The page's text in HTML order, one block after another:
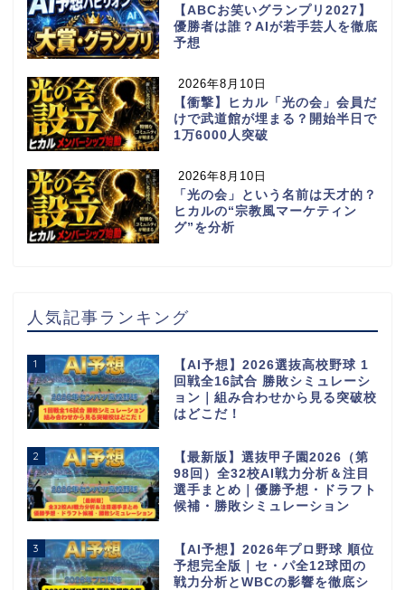
【ABCお笑いグランプリ2027】
優勝者は誰？AIが若手芸人を徹底
予想
2026年8月10日
【衝撃】ヒカル「光の会」会員だ
けで武道館が埋まる？開始半日で
1万6000人突破
2026年8月10日
「光の会」という名前は天才的？
ヒカルの“宗教風マーケティン
グ”を分析
人気記事ランキング
1
【AI予想】2026選抜高校野球 1
回戦全16試合 勝敗シミュレーシ
ョン｜組み合わせから見る突破校
はどこだ！
2
【最新版】選抜甲子園2026（第
98回）全32校AI戦力分析＆注目
選手まとめ｜優勝予想・ドラフト
候補・勝敗シミュレーション
3
【AI予想】2026年プロ野球 順位
予想完全版｜セ・パ全12球団の
戦力分析とWBCの影響を徹底シ